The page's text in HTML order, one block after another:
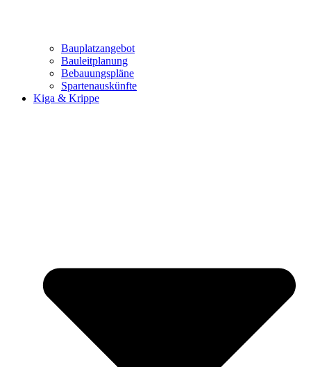
Bauplatzangebot
Bauleitplanung
Bebauungspläne
Spartenauskünfte
Kiga & Krippe